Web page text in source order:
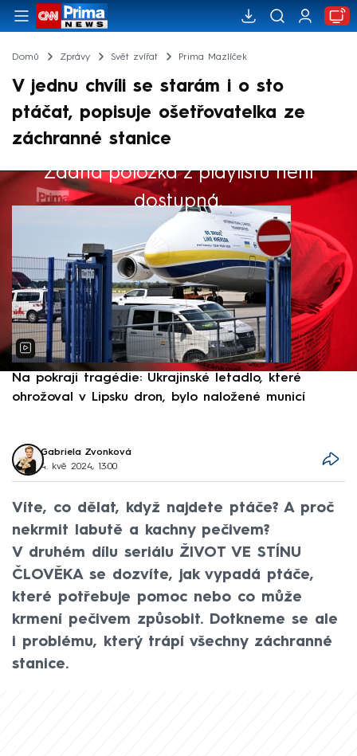
Domů Zprávy Svět zvířat Prima Mazlíček
V jednu chvíli se starám i o sto
ptáčat, popisuje ošetřovatelka ze
záchranné stanice
Žádná položka z playlistu není
dostupná.
Výběr redakce
Na pokraji tragédie: Ukrajinské letadlo, které
ohrožoval v Lipsku dron, bylo naložené municí
Gabriela Zvonková
4. kvě 2024, 13:00
Víte, co dělat, když najdete ptáče? A proč
nekrmit labutě a kachny pečivem?
V druhém dílu seriálu ŽIVOT VE STÍNU
ČLOVĚKA se dozvíte, jak vypadá ptáče,
které potřebuje pomoc nebo co může
krmení pečivem způsobit. Dotkneme se ale
i problému, který trápí všechny záchranné
stanice.